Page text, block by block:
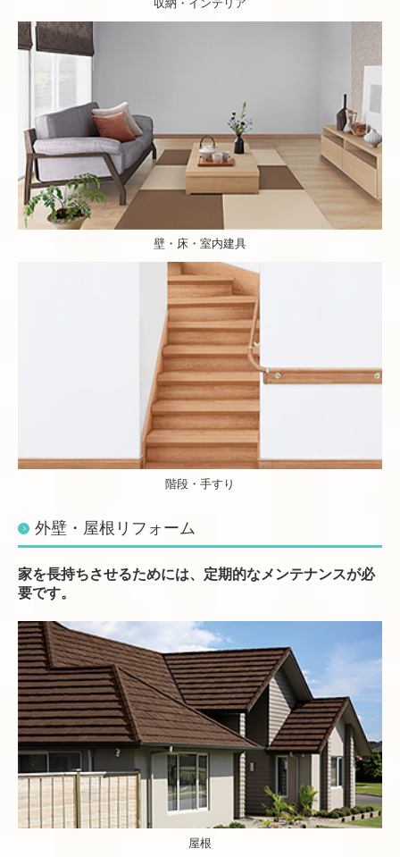
収納・インテリア
壁・床・室内建具
階段・手すり
外壁・屋根リフォーム
家を長持ちさせるためには、定期的なメンテナンスが必
要です。
屋根